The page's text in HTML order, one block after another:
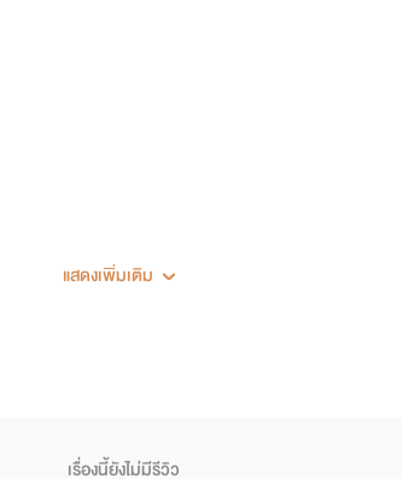
แสดงเพิ่มเติม
เรื่องนี้ยังไม่มีรีวิว